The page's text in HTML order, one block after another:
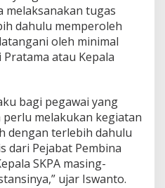
melaksanakan tugas
dahulu memperoleh
oleh minimal
atau Kepala
bagi pegawai yang
melakukan kegiatan
dengan terlebih dahulu
dari Pejabat Pembina
SKPA masing-
ujar Iswanto.